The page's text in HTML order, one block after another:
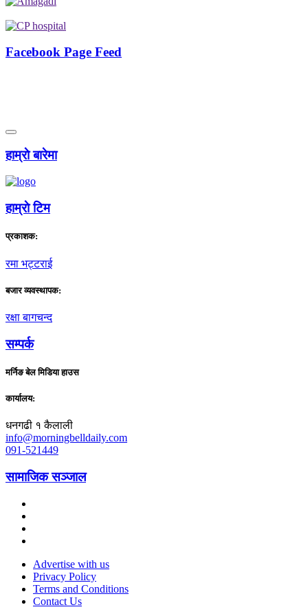
Facebook Page Feed
हाम्राे बारेमा
हाम्राे टिम
प्रकाशक:
रमा भट्टराई
बजार व्यवस्थापक:
रक्षा बागचन्द
सम्पर्क
मर्निङ बेल मिडिया हाउस
कार्यालय:
धनगढी १ कैलाली
info@morningbelldaily.com
091-521449
सामाजिक सञ्जाल
Advertise with us
Privacy Policy
Terms and Conditions
Contact Us